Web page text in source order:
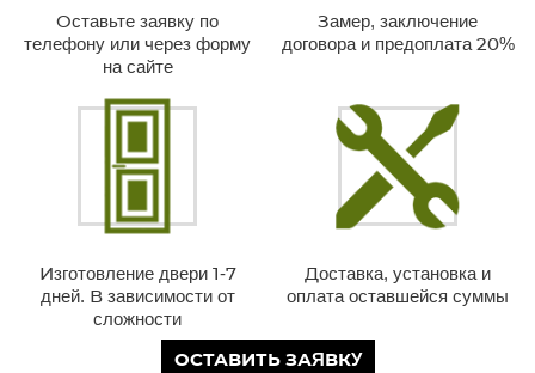
Оставьте заявку по
телефону или через форму
на сайте
Замер, заключение
договора и предоплата 20%
Изготовление двери 1-7
дней. В зависимости от
сложности
Доставка, установка и
оплата оставшейся суммы
ОСТАВИТЬ ЗАЯВКУ